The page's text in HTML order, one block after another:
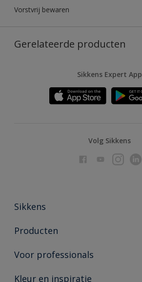
Vorstvrij bewaren
Gerelateerde producten
Sikkens Expert App
Volg Sikkens
Sikkens
Over Sikkens
Duurzaamheid
Producten
Producten voor binnen
Voor professionals
Advies & service
Kleur en inspiratie